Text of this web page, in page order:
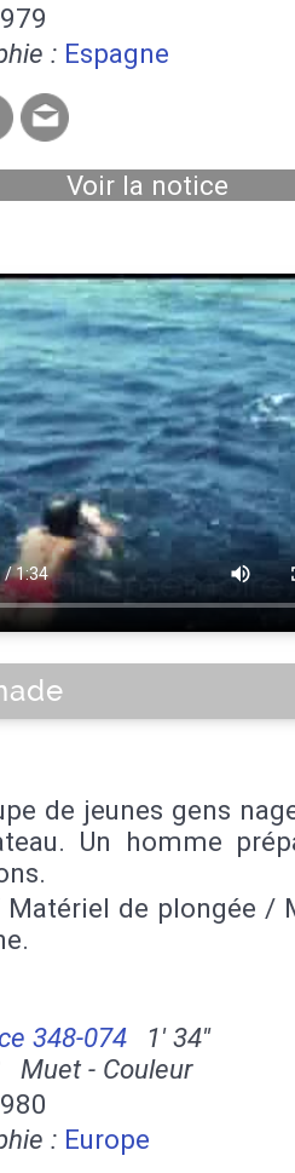
: Espagne
Voir la notice
de jeunes gens
Un homme
Matériel de plongée /
348-074
1' 34''
Muet - Couleur
: Europe